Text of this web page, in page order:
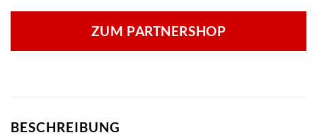
ZUM PARTNERSHOP
BESCHREIBUNG